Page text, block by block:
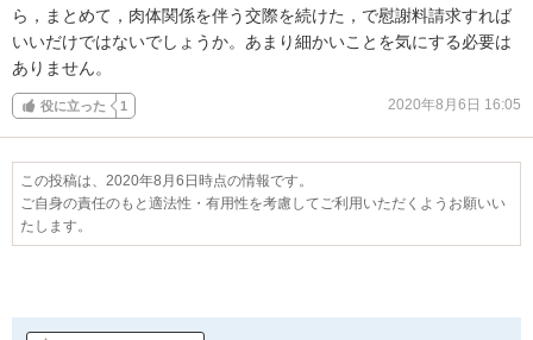
ら，まとめて，肉体関係を伴う交際を続けた，で慰謝料請求すれば
いいだけではないでしょうか。あまり細かいことを気にする必要は
ありません。
役に立った 1 2020年8月6日 16:05
この投稿は、2020年8月6日時点の情報です。
ご自身の責任のもと適法性・有用性を考慮してご利用いただくようお願いい
たします。